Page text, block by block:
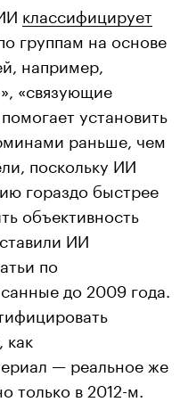
классифицирует
группам на основе
например,
«связующие
установить
раньше, чем
поскольку ИИ
гораздо быстрее
объективность
ИИ
по
до 2009 года.
как
— реальное же
только в 2012-м.